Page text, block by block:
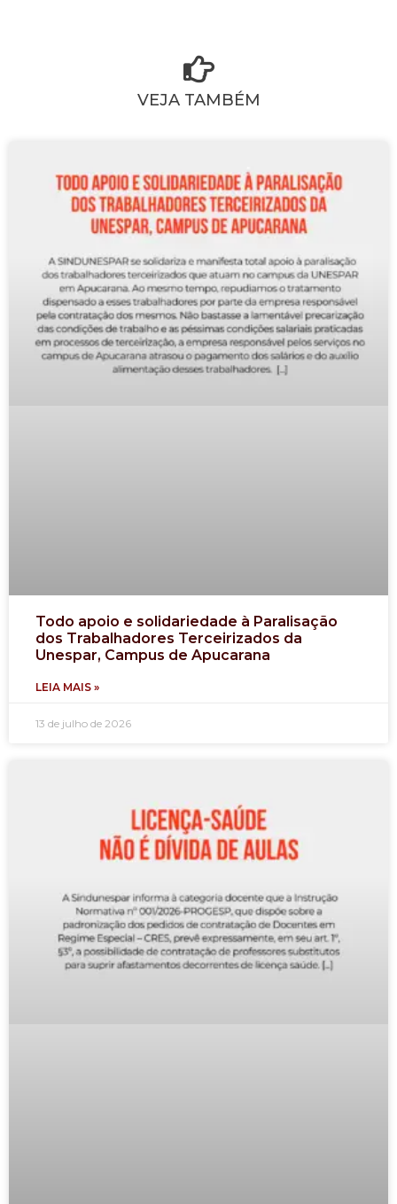
VEJA TAMBÉM
Todo apoio e solidariedade à Paralisação
dos Trabalhadores Terceirizados da
Unespar, Campus de Apucarana
LEIA MAIS »
13 de julho de 2026